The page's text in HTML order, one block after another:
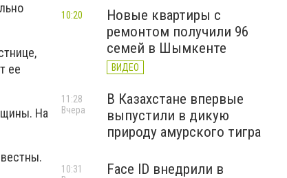
ее
На
Новые квартиры с
ремонтом получили 96
семей в Шымкенте
ВИДЕО
10:20
В Казахстане впервые
выпустили в дикую
природу амурского тигра
11:28
Вчера
Face ID внедрили в
10:31